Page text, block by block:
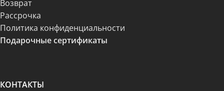
Возврат
Рассрочка
Политика конфиденциальности
Подарочные сертификаты
КОНТАКТЫ